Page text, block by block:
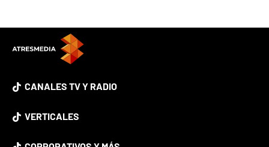
CANALES TV Y RADIO
VERTICALES